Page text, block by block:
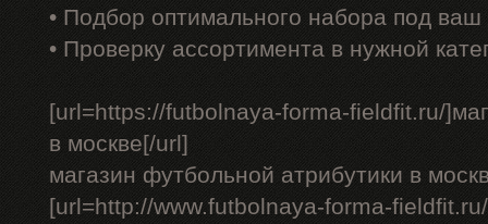
• Подбор оптимального набора под
• Проверку ассортимента в нужной
[url=https://futbolnaya-forma-fieldfit.ru/
в москве[/url]
магазин футбольной атрибутики в
[url=http://www.futbolnaya-forma-